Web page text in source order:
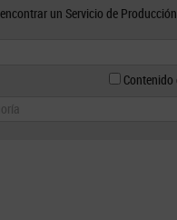
un Servicio de
Contenido